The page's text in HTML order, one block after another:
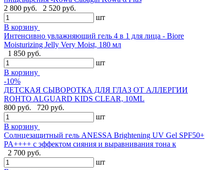
2 800 руб.
2 520 руб.
шт
В корзину
Интенсивно увлажняющий гель 4 в 1 для лица - Biore
Moisturizing Jelly Very Moist, 180 мл
1 850 руб.
шт
В корзину
-10%
ДЕТСКАЯ СЫВОРОТКА ДЛЯ ГЛАЗ ОТ АЛЛЕРГИИ
ROHTO ALGUARD KIDS CLEAR, 10ML
800 руб.
720 руб.
шт
В корзину
Солнцезащитный гель ANESSA Brightening UV Gel SPF50+
PA++++ с эффектом сияния и выравнивания тона к
2 700 руб.
шт